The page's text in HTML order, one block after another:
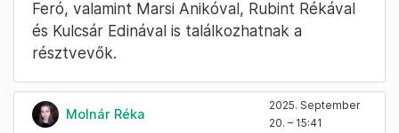
„Országépítő gondolatai nem csak azoknak
lehetnek, akik politizálnak” –mondta Szabó
Zsófi, a TV2 műsorvezetője
gyűlésről a TV2-ben. Rákay Philip és ő lesz a
színpadi programok műsorvezetője.